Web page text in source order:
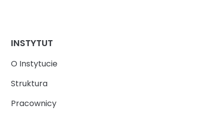
INSTYTUT
O Instytucie
Struktura
Pracownicy